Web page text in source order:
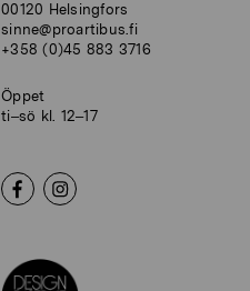
00120 Helsingfors
sinne@proartibus.fi
+358 (0)45 883 3716
Öppet
ti–sö kl. 12–17